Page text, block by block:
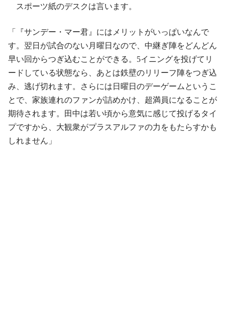
スポーツ紙のデスクは言います。
「『サンデー・マー君』にはメリットがいっぱいなんで
す。翌日が試合のない月曜日なので、中継ぎ陣をどんどん
早い回からつぎ込むことができる。5イニングを投げてリ
ードしている状態なら、あとは鉄壁のリリーフ陣をつぎ込
み、逃げ切れます。さらには日曜日のデーゲームというこ
とで、家族連れのファンが詰めかけ、超満員になることが
期待されます。田中は若い頃から意気に感じて投げるタイ
プですから、大観衆がプラスアルファの力をもたらすかも
しれません」